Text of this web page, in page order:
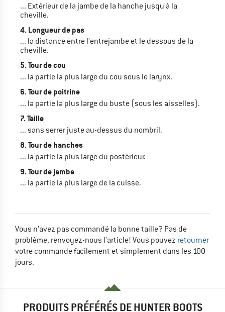
... Extérieur de la jambe de la hanche jusqu'à la
cheville.
4. Longueur de pas
... la distance entre l'entrejambe et le dessous de la
cheville.
5. Tour de cou
... la partie la plus large du cou sous le larynx.
6. Tour de poitrine
... la partie la plus large du buste (sous les aisselles).
7. Taille
... sans serrer juste au-dessus du nombril.
8. Tour de hanches
... la partie la plus large du postérieur.
9. Tour de jambe
... la partie la plus large de la cuisse.
Vous n'avez pas commandé la bonne taille? Pas de
problème, renvoyez-nous l'article! Vous pouvez retourner
votre commande facilement et simplement dans les 100
jours.
PRODUITS PRÉFÉRÉS DE HUNTER BOOTS